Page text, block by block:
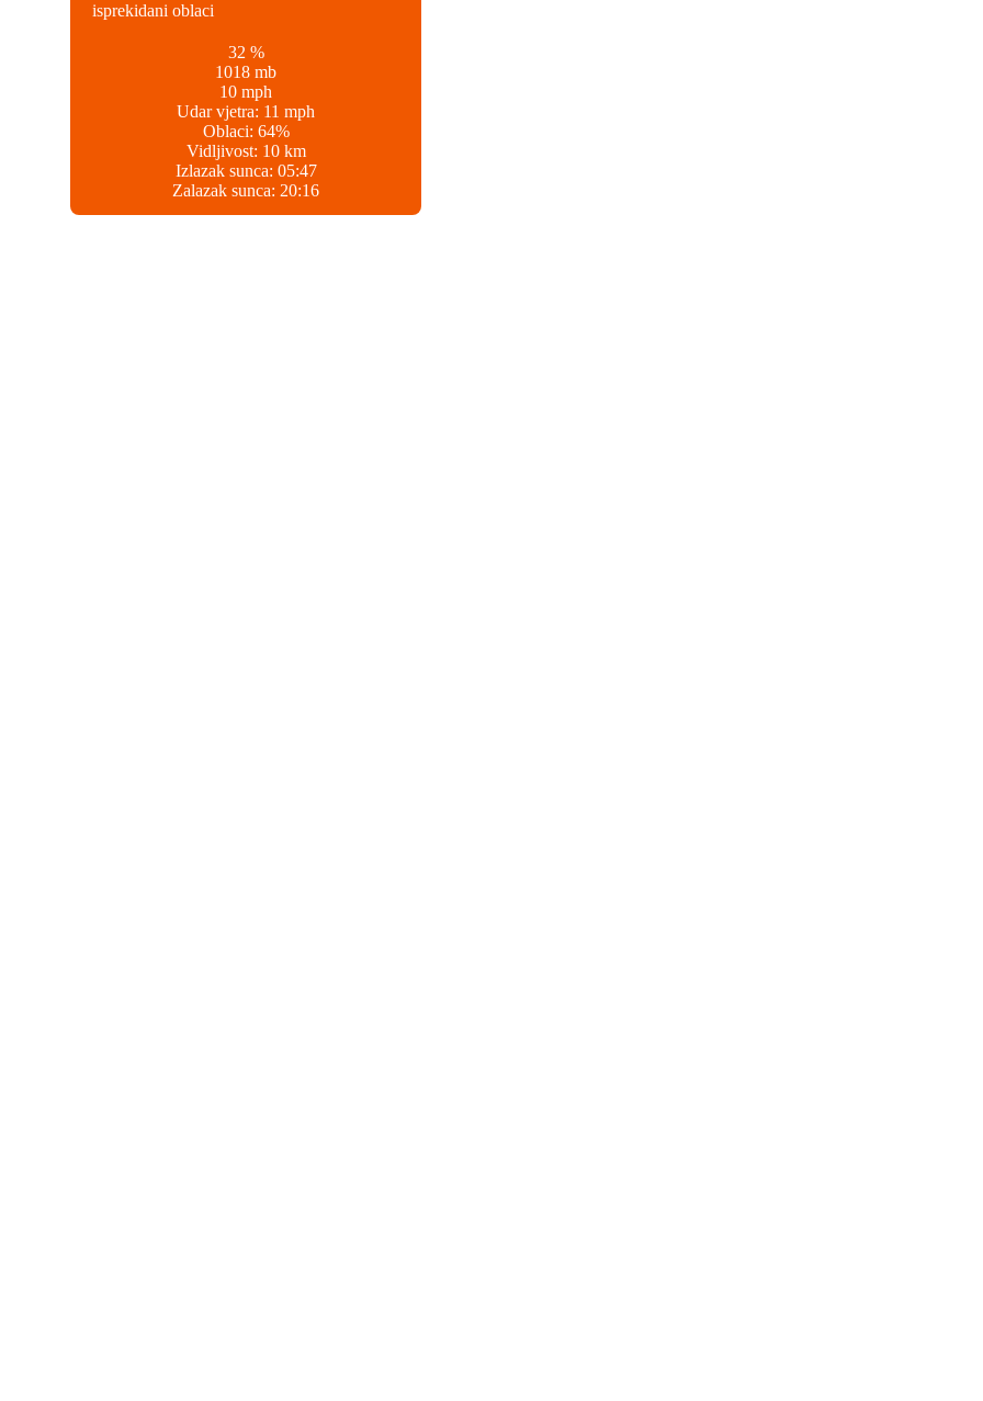
isprekidani oblaci
32 %
1018 mb
10 mph
Udar vjetra: 11 mph
Oblaci: 64%
Vidljivost: 10 km
Izlazak sunca: 05:47
Zalazak sunca: 20:16